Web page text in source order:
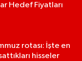
Hedef Fiyatları
rotası: İşte en
hisseler